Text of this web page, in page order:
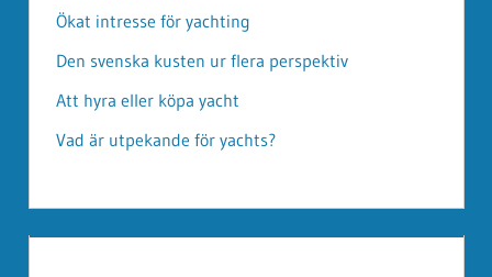
Ökat intresse för yachting
Den svenska kusten ur flera perspektiv
Att hyra eller köpa yacht
Vad är utpekande för yachts?